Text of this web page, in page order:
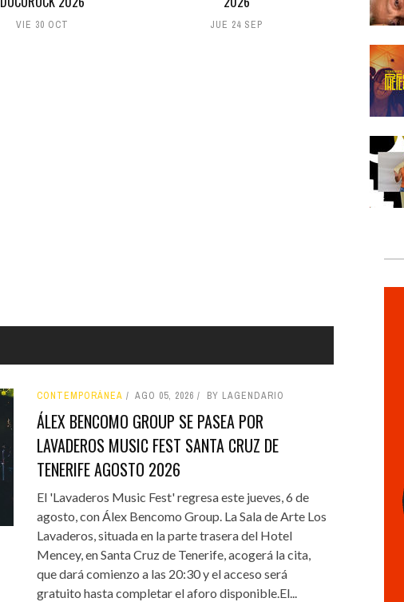
VIE 30 OCT JUE 24 SEP
CONTEMPORÁNEA AGO 05, 2026 BY LAGENDARIO
ÁLEX BENCOMO GROUP SE PASEA POR
LAVADEROS MUSIC FEST SANTA CRUZ DE
TENERIFE AGOSTO 2026
El 'Lavaderos Music Fest' regresa este jueves, 6 de
agosto, con Álex Bencomo Group. La Sala de Arte Los
Lavaderos, situada en la parte trasera del Hotel
Mencey, en Santa Cruz de Tenerife, acogerá la cita,
que dará comienzo a las 20:30 y el acceso será
gratuito hasta completar el aforo disponible.El...